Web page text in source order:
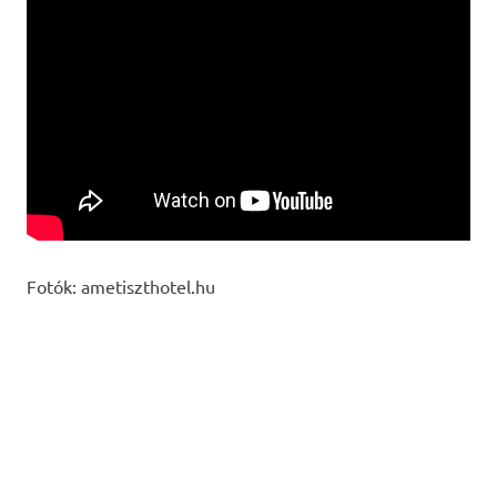
Fotók: ametiszthotel.hu